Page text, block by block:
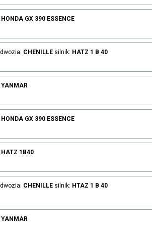
HONDA GX 390 ESSENCE
CHENILLE silnik: HATZ 1 B 40
YANMAR
HONDA GX 390 ESSENCE
HATZ 1B40
CHENILLE silnik: HTAZ 1 B 40
YANMAR